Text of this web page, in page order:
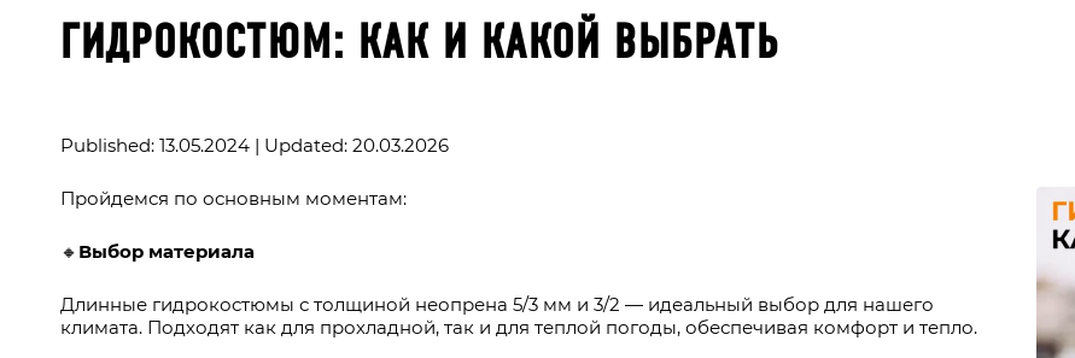
ГИДРОКОСТЮМ: КАК И КАКОЙ ВЫБРАТЬ
Published: 13.05.2024 | Updated: 20.03.2026
Пройдемся по основным моментам:
🔸 Выбор материала
Длинные гидрокостюмы с толщиной неопрена 5/3 мм и 3/2 — идеальный выбор для нашего
климата. Подходят как для прохладной, так и для теплой погоды, обеспечивая комфорт и тепло.